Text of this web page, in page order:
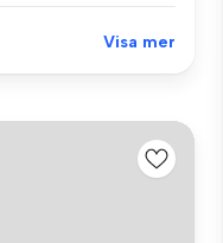
Visa mer